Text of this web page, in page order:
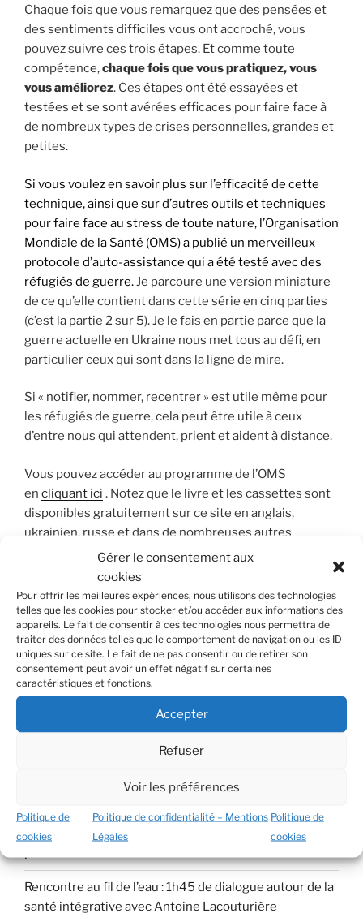
Gérer le consentement aux
cookies
Pour offrir les meilleures expériences, nous utilisons des technologies
telles que les cookies pour stocker et/ou accéder aux informations des
appareils. Le fait de consentir à ces technologies nous permettra de
traiter des données telles que le comportement de navigation ou les ID
uniques sur ce site. Le fait de ne pas consentir ou de retirer son
consentement peut avoir un effet négatif sur certaines
caractéristiques et fonctions.
Accepter
Refuser
Voir les préférences
Politique de
cookies
Politique de confidentialité – Mentions
Légales
Politique de
cookies
Chaque fois que vous remarquez que des pensées et
des sentiments difficiles vous ont accroché, vous
pouvez suivre ces trois étapes. Et comme toute
compétence,chaque fois que vous pratiquez, vous
vous améliorez. Ces étapes ont été essayées et
testées et se sont avérées efficaces pour faire face à
de nombreux types de crises personnelles, grandes et
petites.
Si vous voulez en savoir plus sur l’efficacité de cette
technique, ainsi que sur d’autres outils et techniques
pour faire face au stress de toute nature, l’Organisation
Mondiale de la Santé (OMS) a publié un merveilleux
protocole d’auto-assistance qui a été testé avec des
réfugiés de guerre.Je parcoure une version miniature
de ce qu’elle contient dans cette série en cinq parties
(c’est la partie 2 sur 5). Je le fais en partie parce que la
guerre actuelle en Ukraine nous met tous au défi, en
particulier ceux qui sont dans la ligne de mire.
Si « notifier, nommer, recentrer » est utile même pour
les réfugiés de guerre, cela peut être utile à ceux
d’entre nous qui attendent, prient et aident à distance.
Vous pouvez accéder au programme de l’OMS
en cliquant ici . Notez que le livre et les cassettes sont
disponibles gratuitement sur ce site en anglais,
ukrainien, russe et dans de nombreuses autres
langues. Portez-vous bien et envisagez de partager
cette ressource avec d’autres personnes dans le
besoin.
Recherche
pour
ARTICLES RÉCENTS
La métaphore du VRP : comment interagir avec nos
L’Anxiété vous joue des tours ? Utilisez le « GPS » (TCC)
!
Rencontre au fil de l’eau : 1h45 de dialogue autour de la
santé intégrative avec Antoine Lacouturière